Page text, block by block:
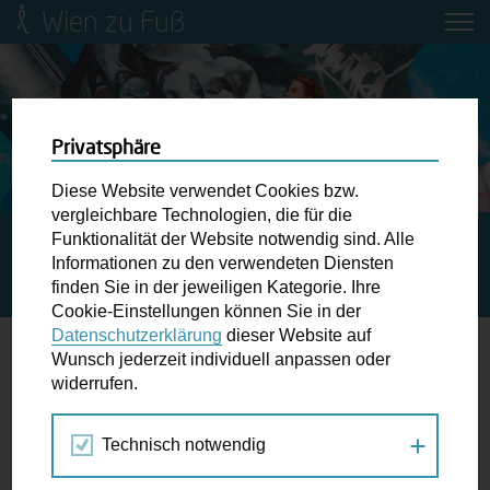
Wien zu Fuß
Mobilitätsbildung für Kinder und
Jugendliche
Ringstraße-Neugestaltung
Wiener Fußwegekarte
Newsletter abonnieren
Wunschbox
der Ampel ...
STARTSEITE SPAZIERGANG KALENDER
8. BASSENA
TALK: STAU NEBEN STAUDEN ODER BEREIT FÜR BREITE
STRASSEN
05.
MAI
2022
Privatsphäre
Diese Website verwendet Cookies bzw.
vergleichbare Technologien, die für die
Funktionalität der Website notwendig sind. Alle
Informationen zu den verwendeten Diensten
finden Sie in der jeweiligen Kategorie. Ihre
Cookie-Einstellungen können Sie in der
Datenschutzerklärung dieser Website auf
Wunsch jederzeit individuell anpassen oder
widerrufen.
Technisch notwendig